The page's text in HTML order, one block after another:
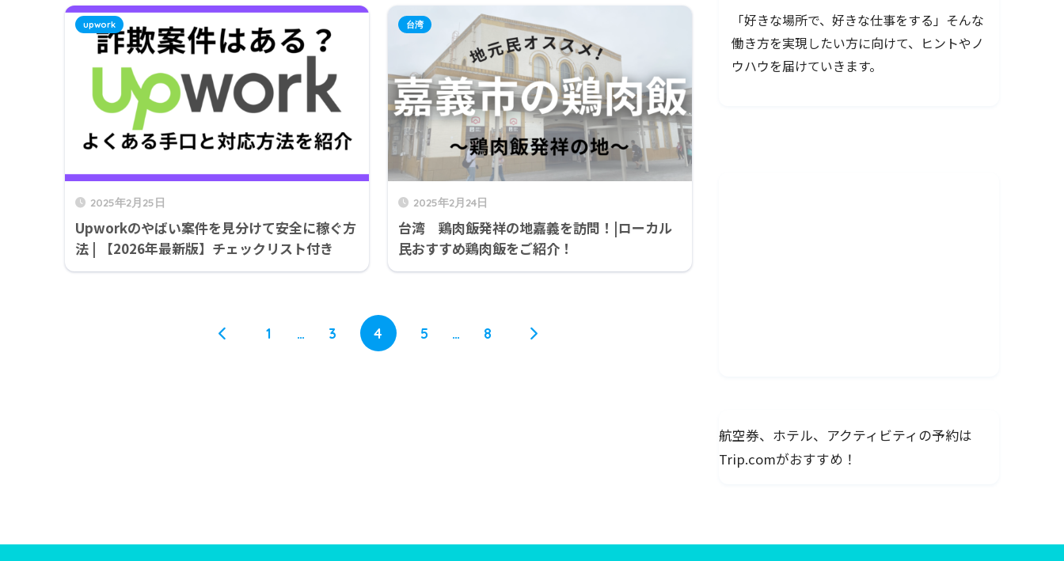
2025年2月25日
Upworkのやばい案件を見分けて安全に稼ぐ方
法 | 【2026年最新版】チェックリスト付き
upwork
2025年2月24日
台湾 鶏肉飯発祥の地嘉義を訪問！|ローカル
民おすすめ鶏肉飯をご紹介！
台湾
1 … 3 4 5 … 8
「好きな場所で、好きな仕事をする」そんな
働き方を実現したい方に向けて、ヒントやノ
ウハウを届けていきます。
航空券、ホテル、アクティビティの予約は
Trip.comがおすすめ！